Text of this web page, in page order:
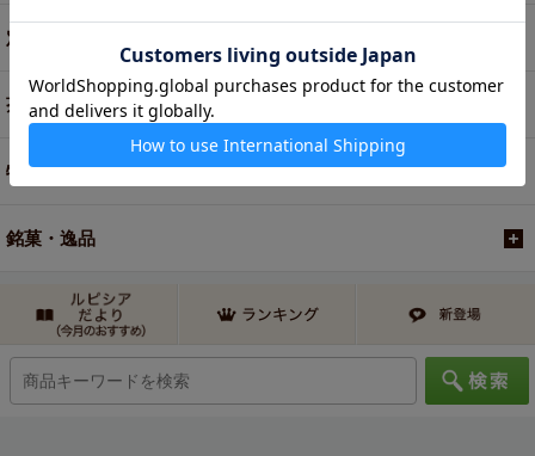
定期便
茶器・オリジナルグッズ
特別商品・お取り寄せ
銘菓・逸品